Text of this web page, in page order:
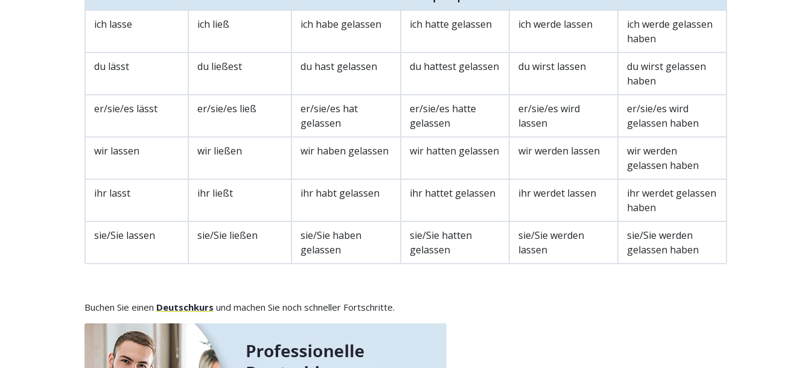
ich lasse ich ließ ich habe gelassen ich hatte gelassen ich werde lassen
ich werde gelassen
haben
du lässt du ließest du hast gelassen du hattest gelassen du wirst lassen
du wirst gelassen
haben
er/sie/es lässt er/sie/es ließ
er/sie/es hat
gelassen
er/sie/es hatte
gelassen
er/sie/es wird
lassen
er/sie/es wird
gelassen haben
wir lassen wir ließen wir haben gelassen wir hatten gelassen wir werden lassen
wir werden
gelassen haben
ihr lasst ihr ließt ihr habt gelassen ihr hattet gelassen ihr werdet lassen
ihr werdet gelassen
haben
sie/Sie lassen sie/Sie ließen
sie/Sie haben
gelassen
sie/Sie hatten
gelassen
sie/Sie werden
lassen
sie/Sie werden
gelassen haben
Buchen Sie einen Deutschkurs und machen Sie noch schneller Fortschritte.